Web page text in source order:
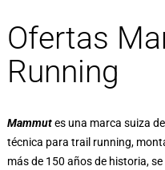
Ofertas
Running
Mammutes una marca suiza
técnica para trail running,
más de 150 años de historia,